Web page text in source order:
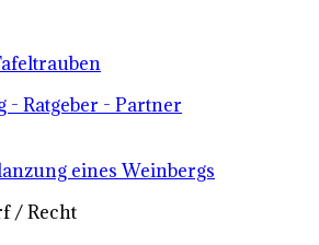
- Ratgeber - Partner
eines Weinbergs
/ Recht